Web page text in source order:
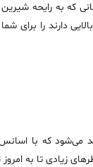
به رایحه شیرین
دارند را برای
می‌شود که با
زیادی تا به امروز